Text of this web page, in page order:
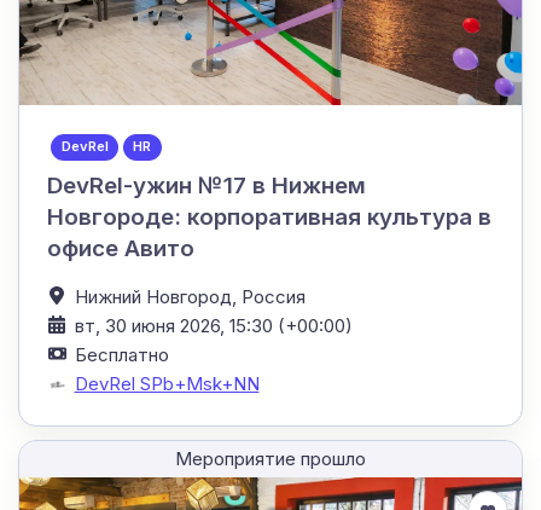
DevRel HR
DevRel-ужин №17 в Нижнем
Новгороде: корпоративная культура в
офисе Авито
Нижний Новгород, Россия
вт, 30 июня 2026, 15:30 (+00:00)
Бесплатно
DevRel SPb+Msk+NN
Мероприятие прошло